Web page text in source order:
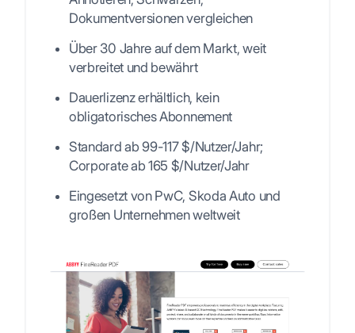
Dokumentversionen vergleichen
Über 30 Jahre auf dem Markt, weit
verbreitet und bewährt
Dauerlizenz erhältlich, kein
obligatorisches Abonnement
Standard ab 99-117 $/Nutzer/Jahr;
Corporate ab 165 $/Nutzer/Jahr
Eingesetzt von PwC, Skoda Auto und
großen Unternehmen weltweit